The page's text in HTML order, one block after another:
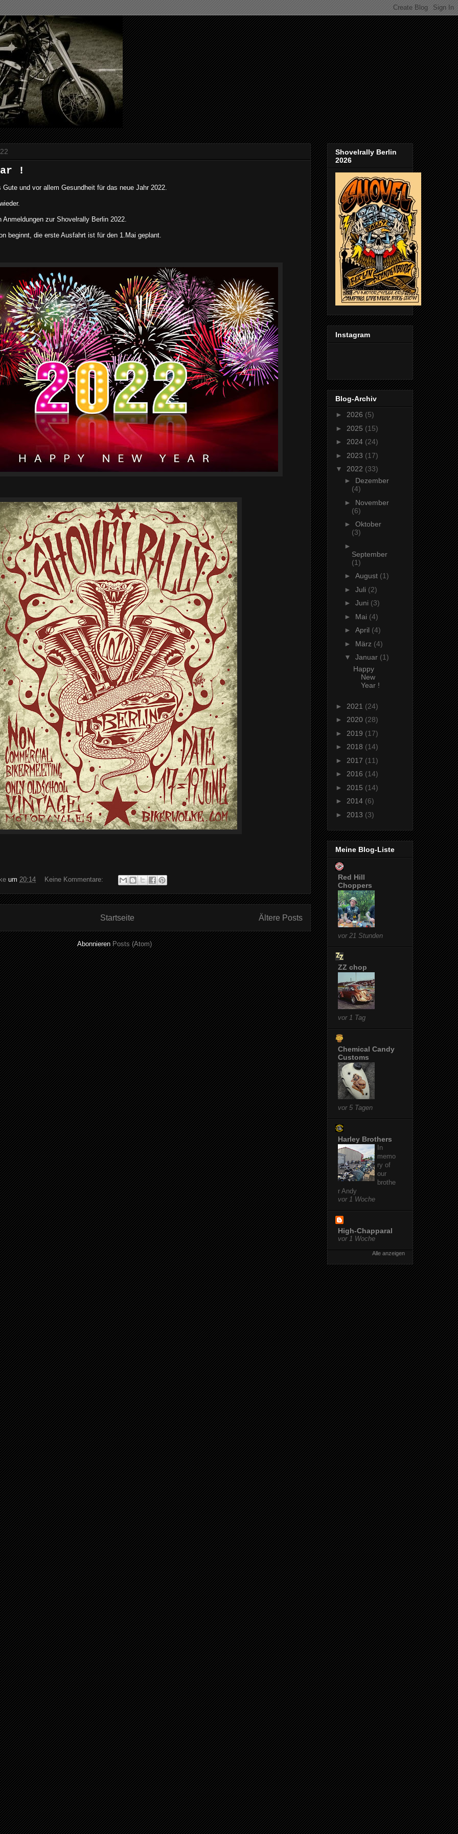
!
und vor allem Gesundheit für das neue Jahr 2022.
Anmeldungen zur Shovelrally Berlin 2022.
beginnt, die erste Ausfahrt ist für den 1.Mai geplant.
um 20:14 Keine Kommentare:
Ältere Posts
Startseite
AbonnierenPosts (Atom)
Shovelrally Berlin
2026
Instagram
Blog-Archiv
► 2026 (5)
► 2025 (15)
► 2024 (24)
► 2023 (17)
▼ 2022 (33)
► Dezember
(4)
► November
(6)
► Oktober
(3)
►
September
(1)
► August (1)
► Juli (2)
► Juni (3)
► Mai (4)
► April (4)
► März (4)
▼ Januar (1)
Happy
New
Year !
► 2021 (24)
► 2020 (28)
► 2019 (17)
► 2018 (14)
► 2017 (11)
► 2016 (14)
► 2015 (14)
► 2014 (6)
► 2013 (3)
Meine Blog-Liste
Red Hill
Choppers
vor 21 Stunden
ZZ chop
vor 1 Tag
Chemical Candy
Customs
vor 5 Tagen
Harley Brothers
In
memo
ry of
our
brothe
r Andy
vor 1 Woche
High-Chapparal
vor 1 Woche
Alle anzeigen